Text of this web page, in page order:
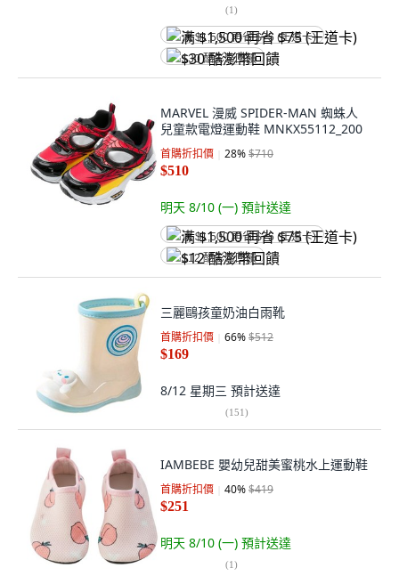
(1)
满 $1,500 再省 $75 (王道卡)
$30 酷澎幣回饋
MARVEL 漫威 SPIDER-MAN 蜘蛛人
兒童款電燈運動鞋 MNKX55112_200
首購折扣價 28%$710
$510
明天 8/10 (一) 預計送達
满 $1,500 再省 $75 (王道卡)
$12 酷澎幣回饋
三麗鷗孩童奶油白雨靴
首購折扣價 66%$512
$169
8/12 星期三 預計送達
(151)
IAMBEBE 嬰幼兒甜美蜜桃水上運動鞋
首購折扣價 40%$419
$251
明天 8/10 (一) 預計送達
(1)